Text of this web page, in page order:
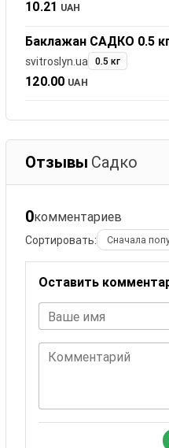
10.21 UAH
Баклажан САДКО 0.5
svitroslyn.ua 0.5 кг
120.00 UAH
Отзывы Садко
0комментариев
Сортировать:
Оставить
Ваше имя
Комментарий